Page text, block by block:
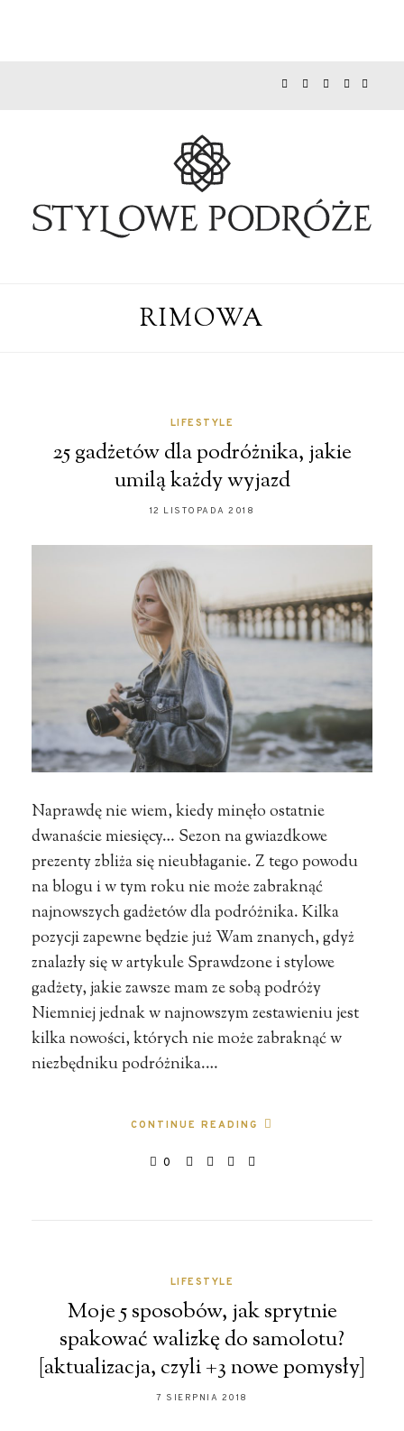
RIMOWA
LIFESTYLE
25 gadżetów dla podróżnika, jakie
umilą każdy wyjazd
12 LISTOPADA 2018
Naprawdę nie wiem, kiedy minęło ostatnie
dwanaście miesięcy… Sezon na gwiazdkowe
prezenty zbliża się nieubłaganie. Z tego powodu
na blogu i w tym roku nie może zabraknąć
najnowszych gadżetów dla podróżnika. Kilka
pozycji zapewne będzie już Wam znanych, gdyż
znalazły się w artykule Sprawdzone i stylowe
gadżety, jakie zawsze mam ze sobą podróży
Niemniej jednak w najnowszym zestawieniu jest
kilka nowości, których nie może zabraknąć w
niezbędniku podróżnika.…
CONTINUE READING
0
LIFESTYLE
Moje 5 sposobów, jak sprytnie
spakować walizkę do samolotu?
[aktualizacja, czyli +3 nowe pomysły]
7 SIERPNIA 2018